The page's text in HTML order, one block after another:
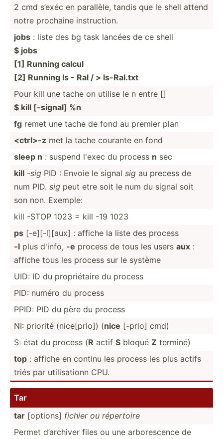
2 cmd s’exéc en parallèle, tandis que le shell attend
notre prochaine instru­ction.
jobs : liste des bg task lancées de ce shell
$ jobs
[1] Running calcul
[2] Running ls - Ral / > ls-Ral.txt
Pour kill une tache on utilise le n entre []
$ kill [-signal] %n
fg remet une tache de fond au premier plan
<ct­rl>-z met la tache courante en fond
sleep n : suspend l'exec du process n sec
kill -sig PID : Envoie le signal sig au precess de
num PID. sig peut etre soit le num du signal soit
son non. Exemple:
kill -STOP 1023 = kill -19 1023
ps [-e][-­l][aux] : affiche la liste des process
-l plus d'info, -e process de tous les users aux :
affiche tous les process sur le système
UID: ID du propri­étaire du process
PID: numéro du process
PPID: PID du père du process
NI: priorité (nice[­prio]) (nice [-prio] cmd)
S: état du process (R actif S bloqué Z terminé)
top : affiche en continu les process les plus actifs
triés par utilis­ationn CPU.
Tar
tar [options] fichier ou répertoire
Permet d’archiver files ou une arbore­scence de